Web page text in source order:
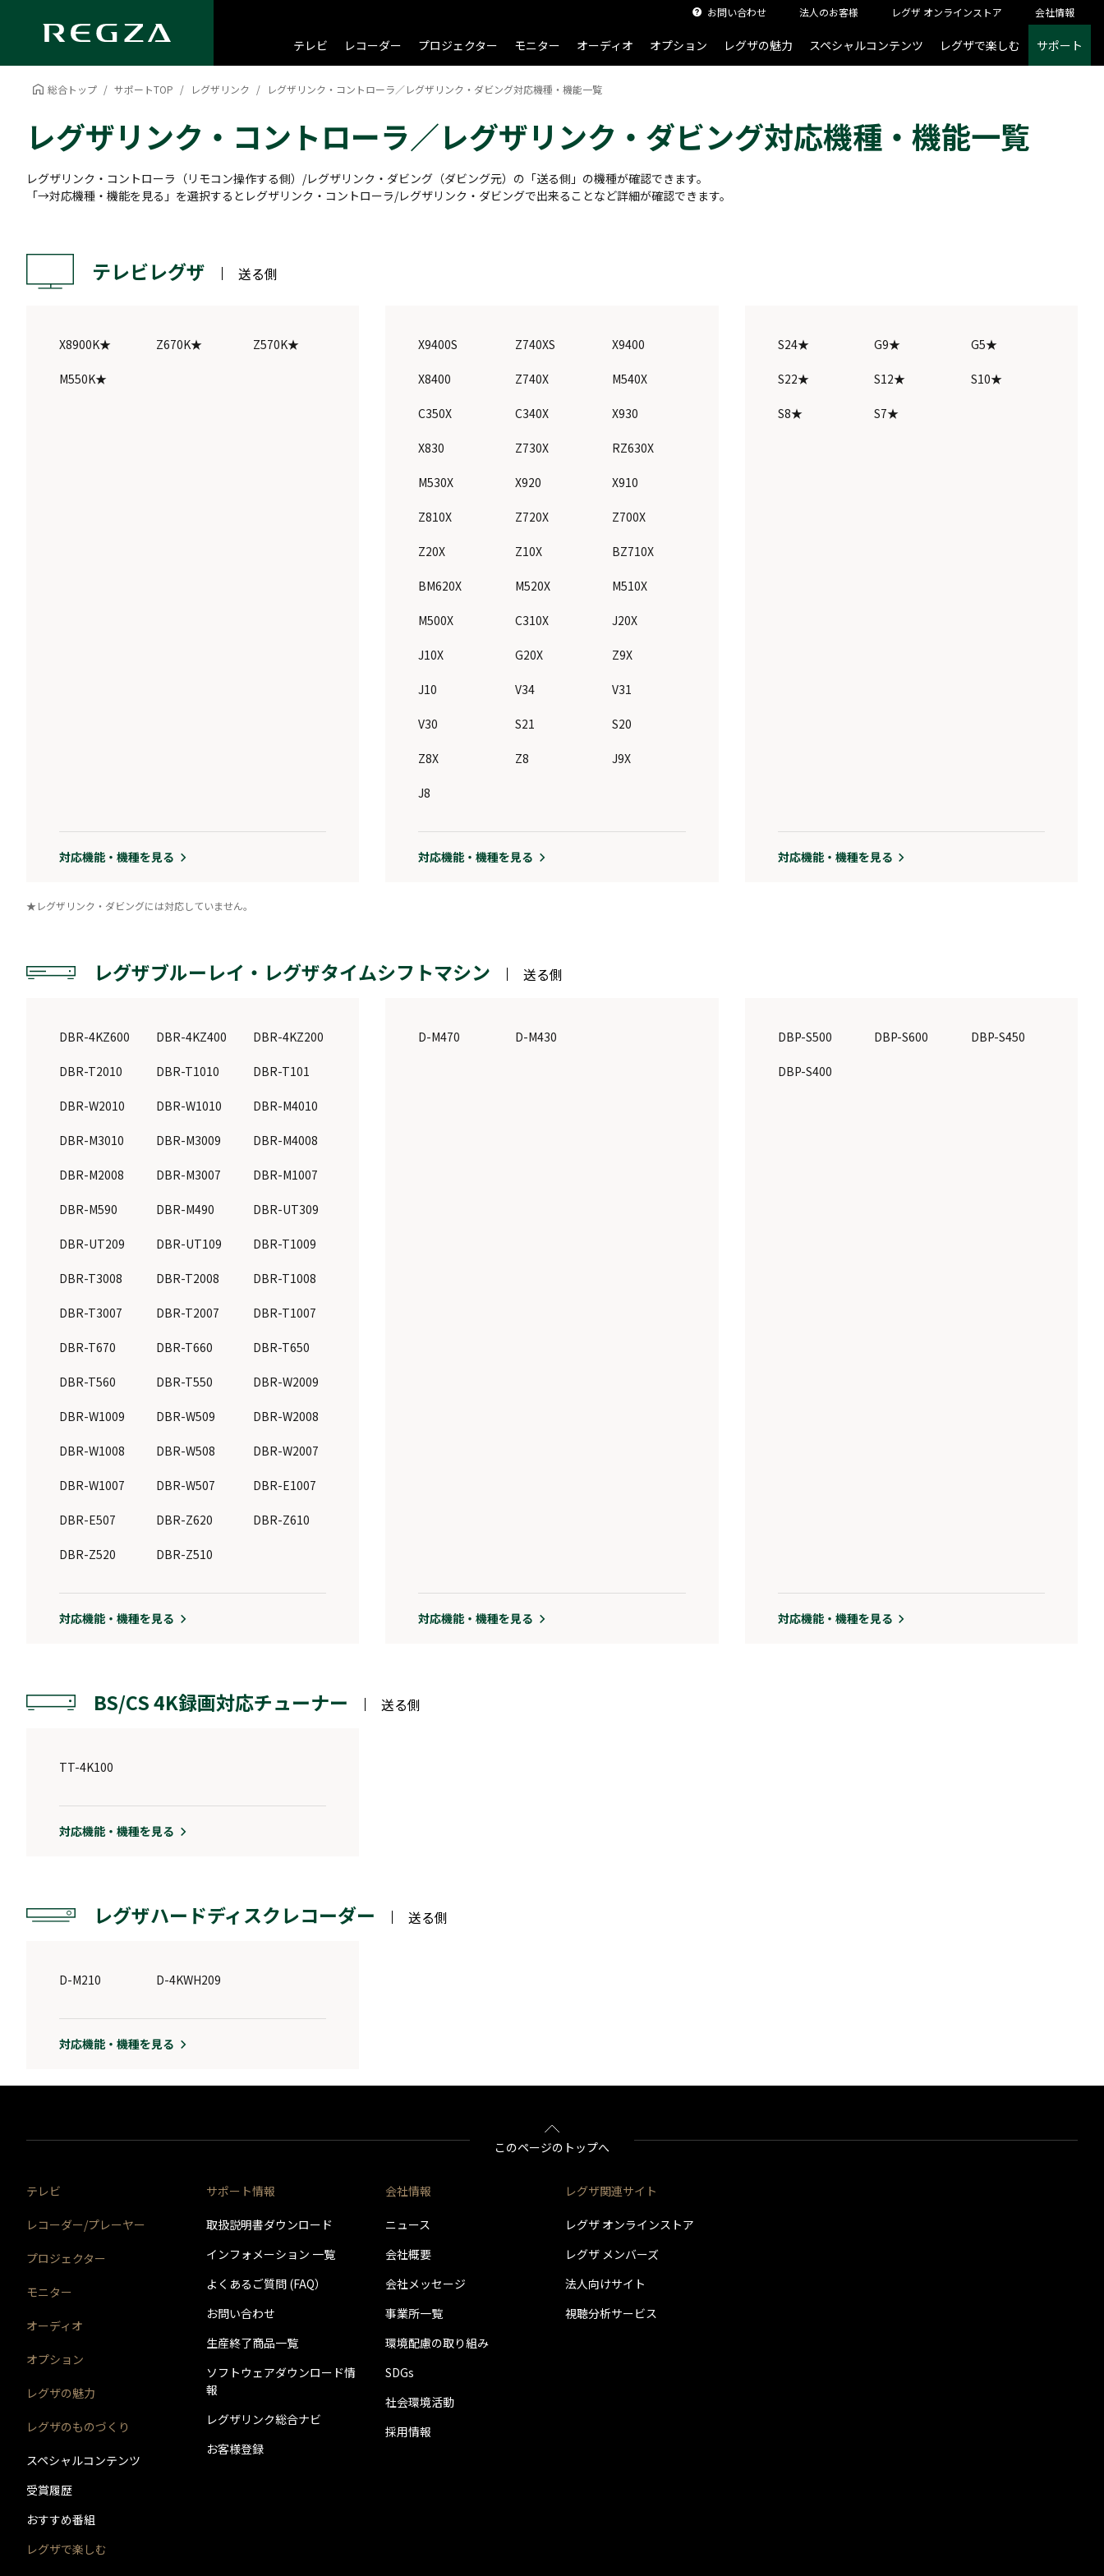
お問い合わせ 法人のお客様 レグザ オンラインストア 会社情報
テレビ レコーダー プロジェクター モニター オーディオ オプション レグザの魅力 スペシャルコンテンツ レグザで楽しむ サポート
総合トップ サポートTOP レグザリンク レグザリンク・コントローラ／レグザリンク・ダビング対応機種・機能一覧
レグザリンク・コントローラ／レグザリンク・ダビング対応機種・機能一覧
レグザリンク・コントローラ（リモコン操作する側）/レグザリンク・ダビング（ダビング元）の「送る側」の機種が確認できます。
「→対応機種・機能を見る」を選択するとレグザリンク・コントローラ/レグザリンク・ダビングで出来ることなど詳細が確認できます。
テレビレグザ 送る側
X8900K★ Z670K★ Z570K★
M550K★
対応機能・機種を見る
X9400S Z740XS X9400
X8400 Z740X M540X
C350X C340X X930
X830 Z730X RZ630X
M530X X920 X910
Z810X Z720X Z700X
Z20X Z10X BZ710X
BM620X M520X M510X
M500X C310X J20X
J10X G20X Z9X
J10 V34 V31
V30 S21 S20
Z8X Z8 J9X
J8
対応機能・機種を見る
S24★ G9★ G5★
S22★ S12★ S10★
S8★ S7★
対応機能・機種を見る
★レグザリンク・ダビングには対応していません。
レグザブルーレイ・レグザタイムシフトマシン 送る側
DBR-4KZ600 DBR-4KZ400 DBR-4KZ200
DBR-T2010 DBR-T1010 DBR-T101
DBR-W2010 DBR-W1010 DBR-M4010
DBR-M3010 DBR-M3009 DBR-M4008
DBR-M2008 DBR-M3007 DBR-M1007
DBR-M590 DBR-M490 DBR-UT309
DBR-UT209 DBR-UT109 DBR-T1009
DBR-T3008 DBR-T2008 DBR-T1008
DBR-T3007 DBR-T2007 DBR-T1007
DBR-T670 DBR-T660 DBR-T650
DBR-T560 DBR-T550 DBR-W2009
DBR-W1009 DBR-W509 DBR-W2008
DBR-W1008 DBR-W508 DBR-W2007
DBR-W1007 DBR-W507 DBR-E1007
DBR-E507 DBR-Z620 DBR-Z610
DBR-Z520 DBR-Z510
対応機能・機種を見る
D-M470 D-M430
対応機能・機種を見る
DBP-S500 DBP-S600 DBP-S450
DBP-S400
対応機能・機種を見る
BS/CS 4K録画対応チューナー 送る側
TT-4K100
対応機能・機種を見る
レグザハードディスクレコーダー 送る側
D-M210 D-4KWH209
対応機能・機種を見る
このページのトップへ
テレビ
レコーダー/プレーヤー
プロジェクター
モニター
オーディオ
オプション
レグザの魅力
レグザのものづくり
スペシャルコンテンツ
受賞履歴
おすすめ番組
レグザで楽しむ
サポート情報
取扱説明書ダウンロード
インフォメーション 一覧
よくあるご質問 (FAQ）
お問い合わせ
生産終了商品一覧
ソフトウェアダウンロード情
報
レグザリンク総合ナビ
お客様登録
会社情報
ニュース
会社概要
会社メッセージ
事業所一覧
環境配慮の取り組み
SDGs
社会環境活動
採用情報
レグザ関連サイト
レグザ オンラインストア
レグザ メンバーズ
法人向けサイト
視聴分析サービス